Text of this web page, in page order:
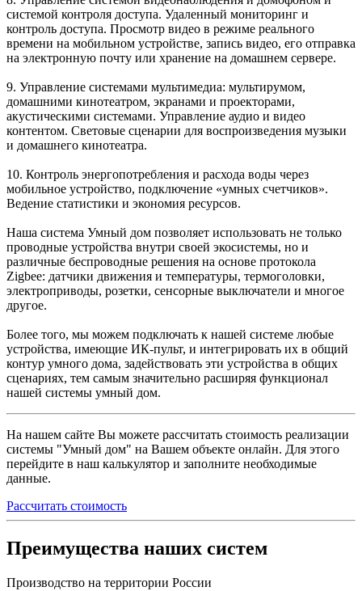
системой контроля доступа. Удаленный мониторинг и
контроль доступа. Просмотр видео в режиме реального
времени на мобильном устройстве, запись видео, его отправка
на электронную почту или хранение на домашнем сервере.
9. Управление системами мультимедиа: мультирумом,
домашними кинотеатром, экранами и проекторами,
акустическими системами. Управление аудио и видео
контентом. Световые сценарии для воспроизведения музыки
и домашнего кинотеатра.
10. Контроль энергопотребления и расхода воды через
мобильное устройство, подключение «умных счетчиков».
Ведение статистики и экономия ресурсов.
Наша система Умный дом позволяет использовать не только
проводные устройства внутри своей экосистемы, но и
различные беспроводные решения на основе протокола
Zigbee: датчики движения и температуры, термоголовки,
электроприводы, розетки, сенсорные выключатели и многое
другое.
Более того, мы можем подключать к нашей системе любые
устройства, имеющие ИК-пульт, и интегрировать их в общий
контур умного дома, задействовать эти устройства в общих
сценариях, тем самым значительно расширяя функционал
нашей системы умный дом.
На нашем сайте Вы можете рассчитать стоимость реализации
системы "Умный дом" на Вашем объекте онлайн. Для этого
перейдите в наш калькулятор и заполните необходимые
данные.
Рассчитать стоимость
Преимущества наших систем
Производство на территории России